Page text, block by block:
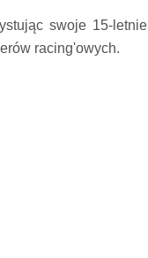
swoje 15-letnie
racing'owych.